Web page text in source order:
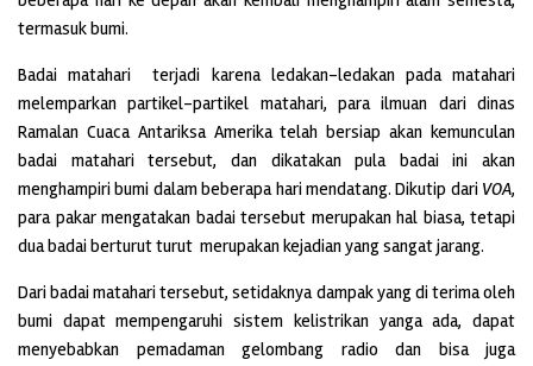
termasuk bumi.
Badai matahari terjadi karena ledakan-ledakan pada matahari
melemparkan partikel-partikel matahari, para ilmuan dari dinas
Ramalan Cuaca Antariksa Amerika telah bersiap akan kemunculan
badai matahari tersebut, dan dikatakan pula badai ini akan
menghampiri bumi dalam beberapa hari mendatang. Dikutip dariVOA,
para pakar mengatakan badai tersebut merupakan hal biasa, tetapi
dua badai berturut turut merupakan kejadian yang sangat jarang.
Dari badai matahari tersebut, setidaknya dampak yang di terima oleh
bumi dapat mempengaruhi sistem kelistrikan yanga ada, dapat
menyebabkan pemadaman gelombang radio dan bisa juga